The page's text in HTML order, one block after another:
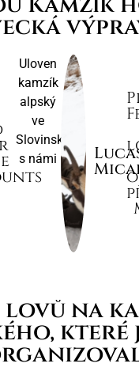
Uloven
kamzík
alpský
ve
Slovinsku
s námi
lovů na
které